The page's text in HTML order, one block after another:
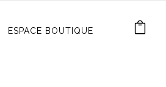
ESPACE BOUTIQUE